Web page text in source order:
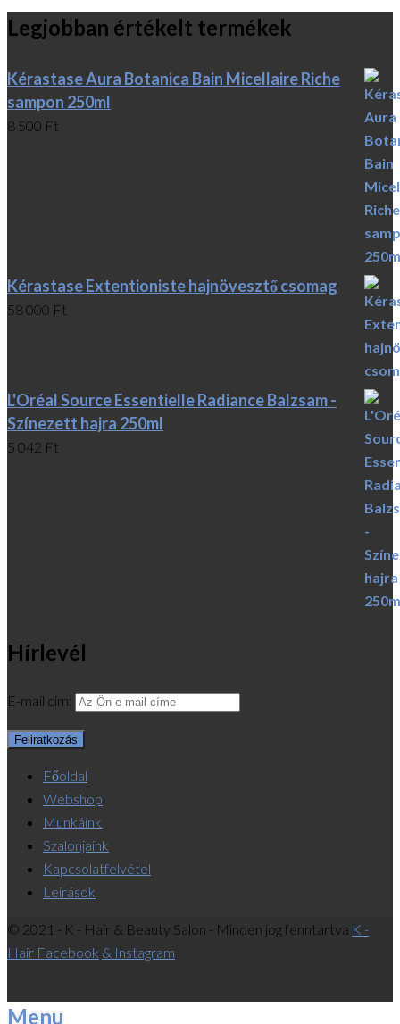
Legjobban értékelt termékek
Kérastase Aura Botanica Bain Micellaire Riche
sampon 250ml
8 500 Ft
Kérastase Extentioniste hajnövesztő csomag
58 000 Ft
L'Oréal Source Essentielle Radiance Balzsam -
Színezett hajra 250ml
5 042 Ft
Hírlevél
E-mail cím:
Főoldal
Webshop
Munkáink
Szalonjaink
Kapcsolatfelvétel
Leírások
© 2021 - K - Hair & Beauty Salon - Minden jog fenntartva K -
Hair Facebook & Instagram
Menu